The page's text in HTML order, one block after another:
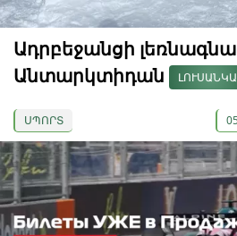
Ադրբեջանցի
Անտարկտիդան
ՍՊՈՐՏ